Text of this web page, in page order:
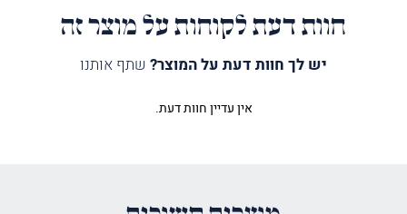
חוות דעת לקוחות על מוצר זה
יש לך חוות דעת על המוצר? שתף אותנו
אין עדיין חוות דעת.